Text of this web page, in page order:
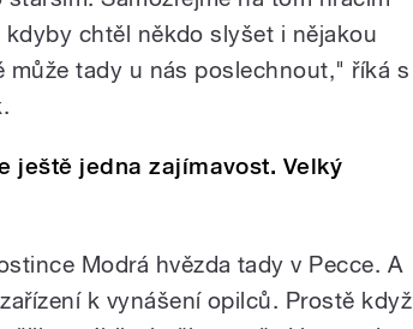
chtěl někdo slyšet i nějakou
tady u nás poslechnout," říká s
ještě jedna zajímavost. Velký
Modrá hvězda tady v Pecce. A
k vynášení opilců. Prostě když